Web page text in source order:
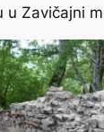
u Zavičajni